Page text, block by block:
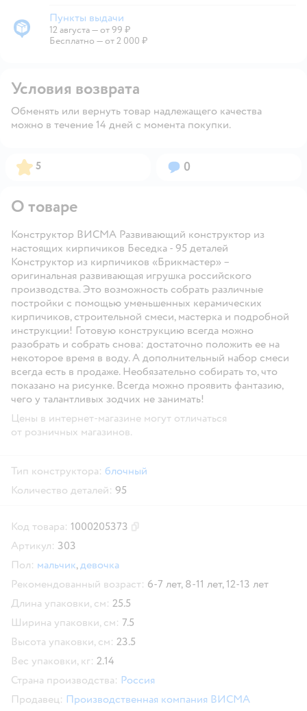
Пункты выдачи
Пункты выдачи
12 августа—от 99 ₽
Бесплатно — от 2 000 ₽
Условия возврата
Обменять или вернуть товар надлежащего качества
можно в течение 14 дней с момента покупки.
Рейтинг:
5 Вопросов:
0
О товаре
Конструктор ВИСМА Развивающий конструктор из
настоящих кирпичиков Беседка - 95 деталей
Конструктор из кирпичиков «Брикмастер» –
оригинальная развивающая игрушка российского
производства. Это возможность собрать различные
постройки с помощью уменьшенных керамических
кирпичиков, строительной смеси, мастерка и подробной
инструкции! Готовую конструкцию всегда можно
разобрать и собрать снова: достаточно положить ее на
некоторое время в воду. А дополнительный набор смеси
всегда есть в продаже. Необязательно собирать то, что
показано на рисунке. Всегда можно проявить фантазию,
чего у талантливых зодчих не занимать!
Цены в интернет-магазине могут отличаться
от розничных магазинов.
Тип конструктора: блочный
Количество деталей: 95
Код товара: 1000205373
Артикул: 303
Пол: мальчик,девочка
Рекомендованный возраст: 6-7 лет, 8-11 лет,12-13 лет
Длина упаковки, см: 25.5
Ширина упаковки, см: 7.5
Высота упаковки, см: 23.5
Вес упаковки, кг: 2.14
Страна производства: Россия
Продавец: Производственная компания ВИСМА